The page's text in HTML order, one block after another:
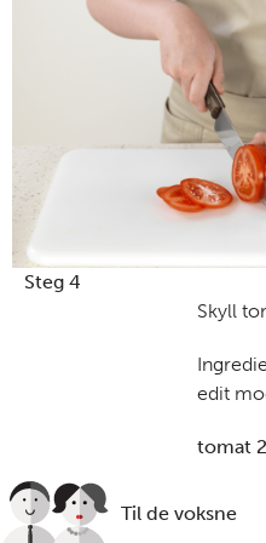
Steg 4
Skyll
edit
tomat
Til de voksne